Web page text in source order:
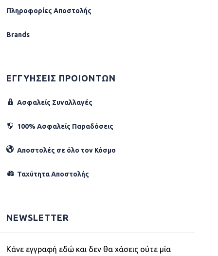
Πληροφορίες Αποστολής
Brands
ΕΓΓΥΗΣΕΙΣ ΠΡΟΙΟΝΤΩΝ
Ασφαλείς Συναλλαγές
100% Ασφαλείς Παραδόσεις
Αποστολές σε όλο τον Κόσµο
Ταχύτητα Αποστολής
NEWSLETTER
Kάνε εγγραφή εδώ και δεν θα χάσεις ούτε μία